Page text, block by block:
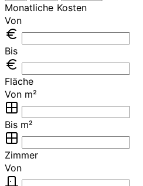
Monatliche Kosten
Von
Bis
Fläche
Von m²
Bis m²
Zimmer
Von